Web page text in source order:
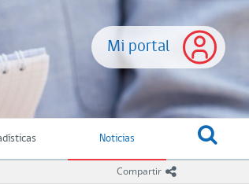
Mi portal
Noticias
Compartir icono